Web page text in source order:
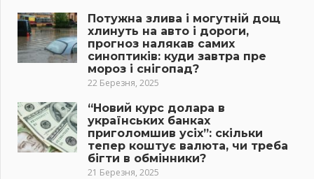
Потужна злива і могутній дощ
хлинуть на авто і дороги,
прогноз налякав самих
синоптиків: куди завтра пре
мороз і снігопад?
22 Березня, 2025
“Новий курс долара в
українських банках
приголомшив усіх”: скільки
тепер коштує валюта, чи треба
бігти в обмінники?
21 Березня, 2025